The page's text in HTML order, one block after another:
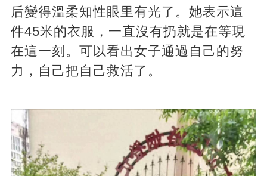
后變得溫柔知性眼里有光了。她表示這
件45米的衣服，一直沒有扔就是在等現
在這一刻。可以看出女子通過自己的努
力，自己把自己救活了。